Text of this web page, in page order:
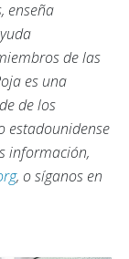
enseña
de las
es una
de los
estadounidense
información,
, o síganos en